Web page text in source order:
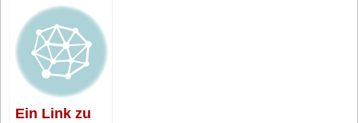
Ein Link zu